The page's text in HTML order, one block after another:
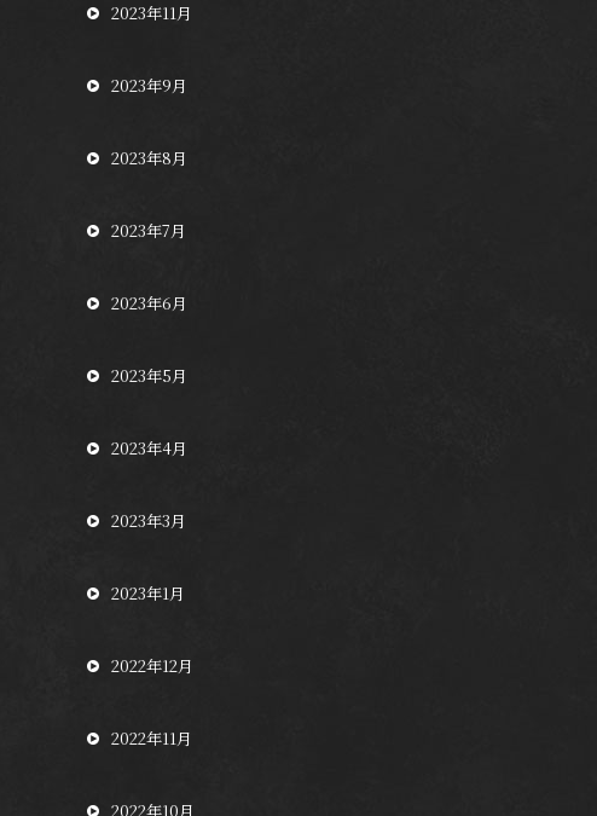
2023年11月
2023年9月
2023年8月
2023年7月
2023年6月
2023年5月
2023年4月
2023年3月
2023年1月
2022年12月
2022年11月
2022年10月